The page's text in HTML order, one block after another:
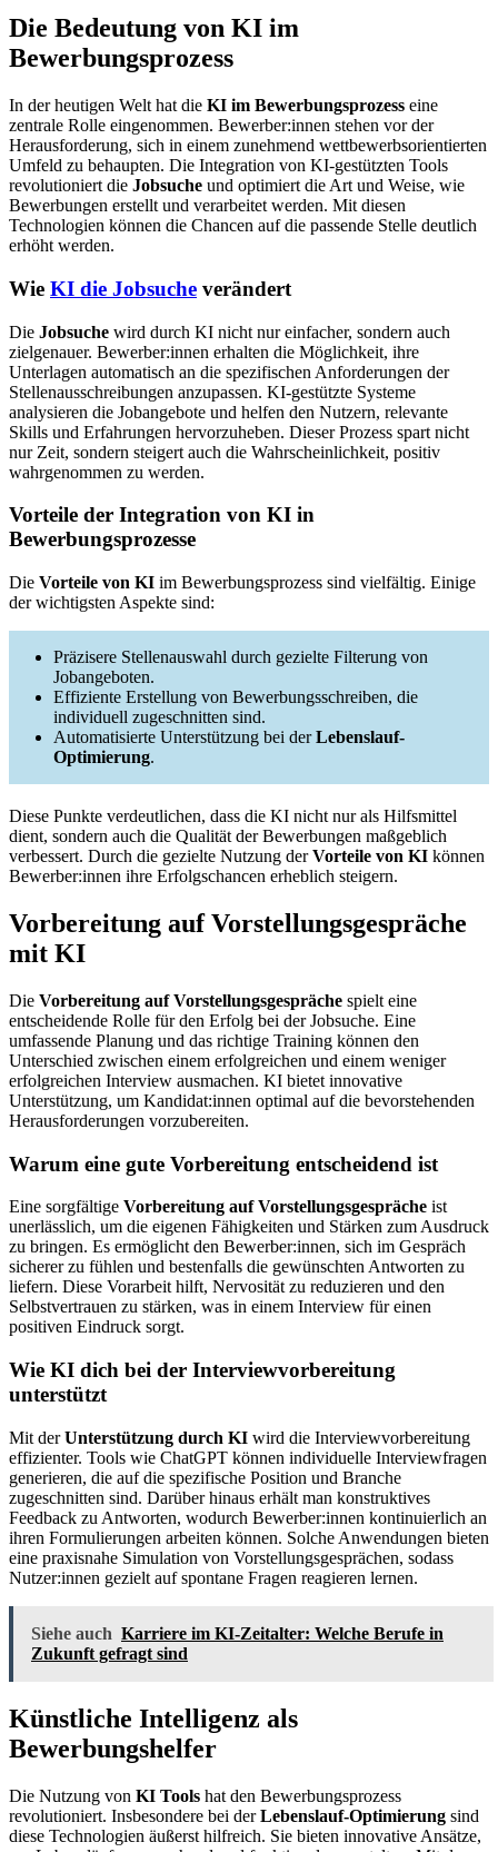
Die Bedeutung von KI im
Bewerbungsprozess
In der heutigen Welt hat die KI im Bewerbungsprozess eine
zentrale Rolle eingenommen. Bewerber:innen stehen vor der
Herausforderung, sich in einem zunehmend wettbewerbsorientierten
Umfeld zu behaupten. Die Integration von KI-gestützten Tools
revolutioniert die Jobsuche und optimiert die Art und Weise, wie
Bewerbungen erstellt und verarbeitet werden. Mit diesen
Technologien können die Chancen auf die passende Stelle deutlich
erhöht werden.
Wie KI die Jobsuche verändert
Die Jobsuche wird durch KI nicht nur einfacher, sondern auch
zielgenauer. Bewerber:innen erhalten die Möglichkeit, ihre
Unterlagen automatisch an die spezifischen Anforderungen der
Stellenausschreibungen anzupassen. KI-gestützte Systeme
analysieren die Jobangebote und helfen den Nutzern, relevante
Skills und Erfahrungen hervorzuheben. Dieser Prozess spart nicht
nur Zeit, sondern steigert auch die Wahrscheinlichkeit, positiv
wahrgenommen zu werden.
Vorteile der Integration von KI in
Bewerbungsprozesse
Die Vorteile von KI im Bewerbungsprozess sind vielfältig. Einige
der wichtigsten Aspekte sind:
Präzisere Stellenauswahl durch gezielte Filterung von
Jobangeboten.
Effiziente Erstellung von Bewerbungsschreiben, die
individuell zugeschnitten sind.
Automatisierte Unterstützung bei derLebenslauf-
Optimierung.
Diese Punkte verdeutlichen, dass die KI nicht nur als Hilfsmittel
dient, sondern auch die Qualität der Bewerbungen maßgeblich
verbessert. Durch die gezielte Nutzung derVorteile von KI können
Bewerber:innen ihre Erfolgschancen erheblich steigern.
Vorbereitung auf Vorstellungsgespräche
mit KI
Die Vorbereitung auf Vorstellungsgespräche spielt eine
entscheidende Rolle für den Erfolg bei der Jobsuche. Eine
umfassende Planung und das richtige Training können den
Unterschied zwischen einem erfolgreichen und einem weniger
erfolgreichen Interview ausmachen. KI bietet innovative
Unterstützung, um Kandidat:innen optimal auf die bevorstehenden
Herausforderungen vorzubereiten.
Warum eine gute Vorbereitung entscheidend ist
Eine sorgfältige Vorbereitung auf Vorstellungsgespräche ist
unerlässlich, um die eigenen Fähigkeiten und Stärken zum Ausdruck
zu bringen. Es ermöglicht den Bewerber:innen, sich im Gespräch
sicherer zu fühlen und bestenfalls die gewünschten Antworten zu
liefern. Diese Vorarbeit hilft, Nervosität zu reduzieren und den
Selbstvertrauen zu stärken, was in einem Interview für einen
positiven Eindruck sorgt.
Wie KI dich bei der Interviewvorbereitung
unterstützt
Mit derUnterstützung durch KI wird die Interviewvorbereitung
effizienter. Tools wie ChatGPT können individuelle Interviewfragen
generieren, die auf die spezifische Position und Branche
zugeschnitten sind. Darüber hinaus erhält man konstruktives
Feedback zu Antworten, wodurch Bewerber:innen kontinuierlich an
ihren Formulierungen arbeiten können. Solche Anwendungen bieten
eine praxisnahe Simulation von Vorstellungsgesprächen, sodass
Nutzer:innen gezielt auf spontane Fragen reagieren lernen.
Siehe auch Karriere im KI-Zeitalter: Welche Berufe in
Zukunft gefragt sind
Künstliche Intelligenz als
Bewerbungshelfer
Die Nutzung von KI Tools hat den Bewerbungsprozess
revolutioniert. Insbesondere bei derLebenslauf-Optimierung sind
diese Technologien äußerst hilfreich. Sie bieten innovative Ansätze,